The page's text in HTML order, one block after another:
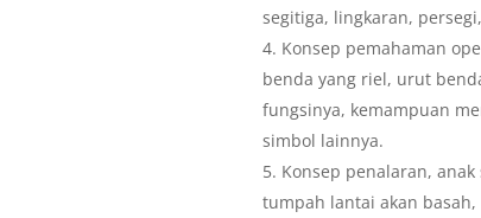
segitiga, lingkaran,
Konsep pemahaman
benda yang riel, urut
fungsinya, kemampuan
simbol lainnya.
Konsep penalaran,
tumpah lantai akan